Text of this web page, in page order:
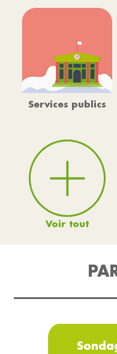
Services publics
Voir tout